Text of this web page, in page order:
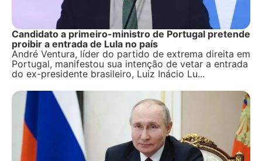
Candidato a primeiro-ministro de Portugal pretende
proibir a entrada de Lula no país
André Ventura, líder do partido de extrema direita em
Portugal, manifestou sua intenção de vetar a entrada
do ex-presidente brasileiro, Luiz Inácio Lu...